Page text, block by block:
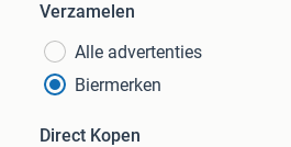
Verzamelen
Alle advertenties
Biermerken
Direct Kopen